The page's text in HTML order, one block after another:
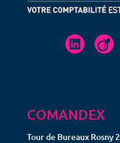
COMANDEX
Tour de Bureaux Rosny 2